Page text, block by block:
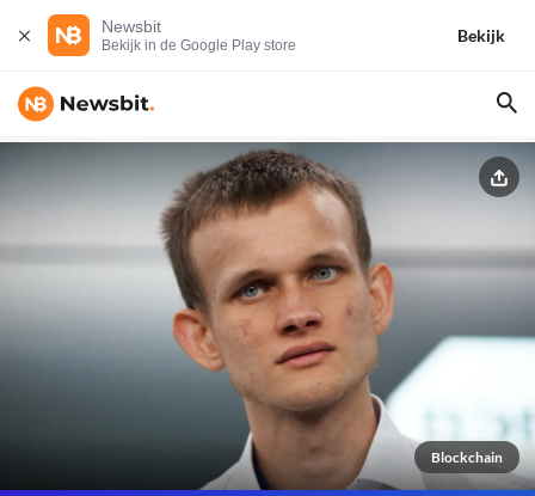
Newsbit
Bekijk in de Google Play store
Bekijk
Blockchain